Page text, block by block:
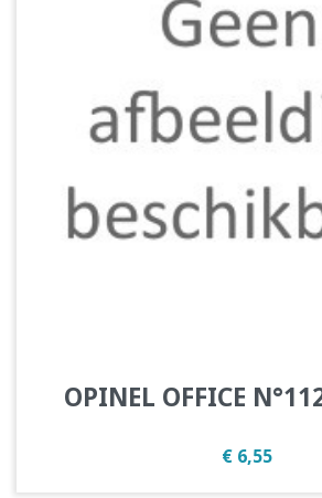
OPINEL OFFICE
Prijs
€ 6,55